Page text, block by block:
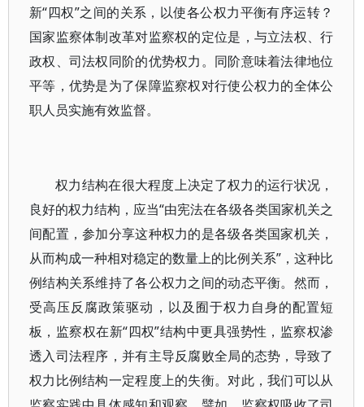
新“四权”之间的关系，以使各公权力平衡有序运转？
国家监察体制改革对监察权的定位是，与立法权、行
政权、司法权同阶的优势权力。同阶意味着法律地位
平等，优势是为了保障监察权对行使公权力的全体公
职人员实施有效监督。
权力结构在很大程度上决定了权力的运行状况，
良好的权力结构，应当“由宪法在各级各类国家机关之
间配置，参加分享这种权力的是各级各类国家机关，
从而构成一种相对稳定的数量上的比例关系”，这种比
例结构关系维持了各公权力之间的动态平衡。然而，
受高压反腐政策驱动，以及囿于权力自身的配置短
板，监察权在新“四权”结构中更具强势性，监察权渗
透入司法程序，并有主导反腐败全局的态势，导致了
权力比例结构一定程度上的失衡。对此，我们可以从